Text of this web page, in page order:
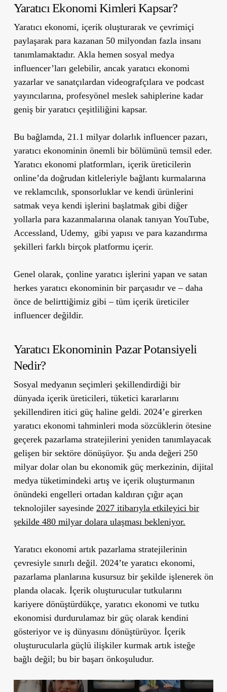
Yaratıcı Ekonomi Kimleri Kapsar?
Yaratıcı ekonomi, içerik oluşturarak ve çevrimiçi
paylaşarak para kazanan 50 milyondan fazla insanı
tanımlamaktadır. Akla hemen sosyal medya
influencer’ları gelebilir, ancak yaratıcı ekonomi
yazarlar ve sanatçılardan videografçılara ve podcast
yayıncılarına, profesyönel meslek sahiplerine kadar
geniş bir yaratıcı çeşitliliğini kapsar.
Bu bağlamda, 21.1 milyar dolarlık influencer pazarı,
yaratıcı ekonominin önemli bir bölümünü temsil eder.
Yaratıcı ekonomi platformları, içerik üreticilerin
online’da doğrudan kitleleriyle bağlantı kurmalarına
ve reklamcılık, sponsorluklar ve kendi ürünlerini
satmak veya kendi işlerini başlatmak gibi diğer
yollarla para kazanmalarına olanak tanıyan YouTube,
Accessland, Udemy, gibi yapısı ve para kazandırma
şekilleri farklı birçok platformu içerir.
Genel olarak, çonline yaratıcı işlerini yapan ve satan
herkes yaratıcı ekonominin bir parçasıdır ve – daha
önce de belirttiğimiz gibi – tüm içerik üreticiler
influencer değildir.
Yaratıcı Ekonominin Pazar Potansiyeli
Nedir?
Sosyal medyanın seçimleri şekillendirdiği bir
dünyada içerik üreticileri, tüketici kararlarını
şekillendiren itici güç haline geldi. 2024’e girerken
yaratıcı ekonomi tahminleri moda sözcüklerin ötesine
geçerek pazarlama stratejilerini yeniden tanımlayacak
gelişen bir sektöre dönüşüyor. Şu anda değeri 250
milyar dolar olan bu ekonomik güç merkezinin, dijital
medya tüketimindeki artış ve içerik oluşturmanın
önündeki engelleri ortadan kaldıran çığır açan
teknolojiler sayesinde 2027 itibarıyla etkileyici bir
şekilde 480 milyar dolara ulaşması bekleniyor.
Yaratıcı ekonomi artık pazarlama stratejilerinin
çevresiyle sınırlı değil. 2024’te yaratıcı ekonomi,
pazarlama planlarına kusursuz bir şekilde işlenerek ön
planda olacak. İçerik oluşturucular tutkularını
kariyere dönüştürdükçe, yaratıcı ekonomi ve tutku
ekonomisi durdurulamaz bir güç olarak kendini
gösteriyor ve iş dünyasını dönüştürüyor. İçerik
oluşturucularla güçlü ilişkiler kurmak artık isteğe
bağlı değil; bu bir başarı önkoşuludur.